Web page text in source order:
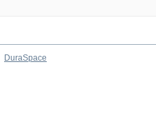
DuraSpace